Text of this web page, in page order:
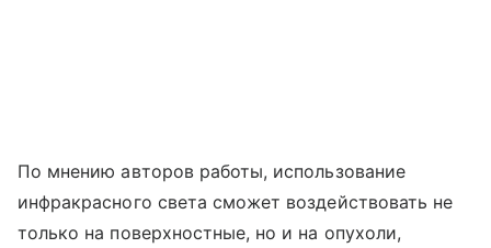
По мнению авторов работы, использование
инфракрасного света сможет воздействовать не
только на поверхностные, но и на опухоли,